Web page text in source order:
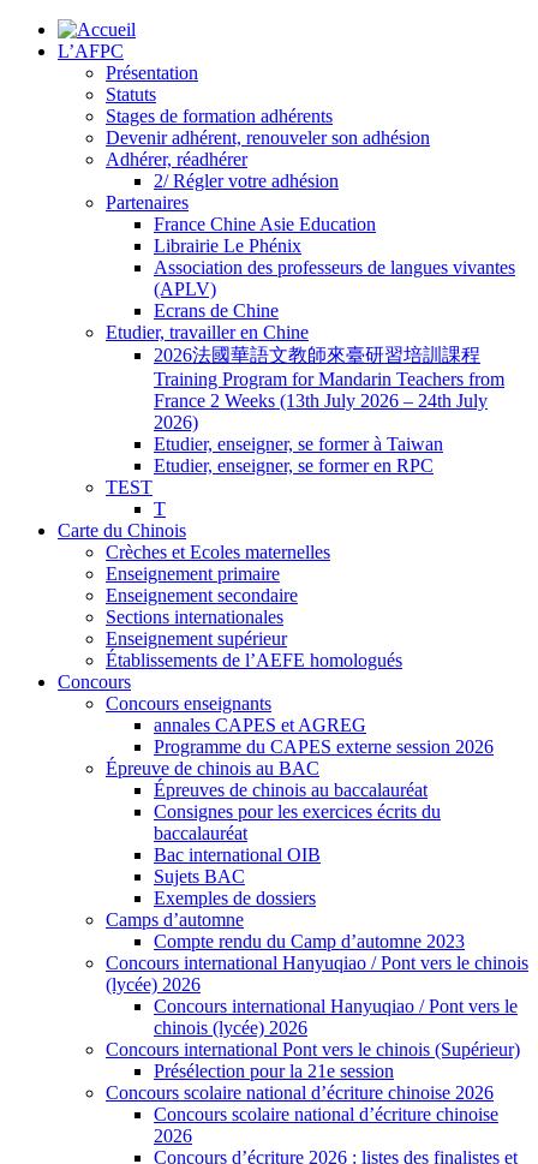
L’AFPC
Présentation
Statuts
Stages de formation adhérents
Devenir adhérent, renouveler son adhésion
Adhérer, réadhérer
2/ Régler votre adhésion
Partenaires
France Chine Asie Education
Librairie Le Phénix
Association des professeurs de langues vivantes
(APLV)
Ecrans de Chine
Etudier, travailler en Chine
2026法國華語文教師來臺研習培訓課程
Training Program for Mandarin Teachers from
France 2 Weeks (13th July 2026 – 24th July
2026)
Etudier, enseigner, se former à Taiwan
Etudier, enseigner, se former en RPC
TEST
T
Carte du Chinois
Crèches et Ecoles maternelles
Enseignement primaire
Enseignement secondaire
Sections internationales
Enseignement supérieur
Établissements de l’AEFE homologués
Concours
Concours enseignants
annales CAPES et AGREG
Programme du CAPES externe session 2026
Épreuve de chinois au BAC
Épreuves de chinois au baccalauréat
Consignes pour les exercices écrits du
baccalauréat
Bac international OIB
Sujets BAC
Exemples de dossiers
Camps d’automne
Compte rendu du Camp d’automne 2023
Concours international Hanyuqiao / Pont vers le chinois
(lycée) 2026
Concours international Hanyuqiao / Pont vers le
chinois (lycée) 2026
Concours international Pont vers le chinois (Supérieur)
Présélection pour la 21e session
Concours scolaire national d’écriture chinoise 2026
Concours scolaire national d’écriture chinoise
2026
Concours d’écriture 2026 : listes des finalistes et